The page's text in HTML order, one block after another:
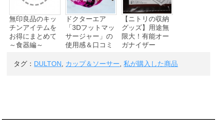
無印良品のキッ
チンアイテムを
お得にまとめて
～食器編～
ドクターエア
「3Dフットマッ
サージャー」の
使用感＆口コミ
【ニトリの収納
グッズ】用途無
限大！有能オー
ガナイザー
タグ： DULTON カップ＆ソーサー ,私が購入した商品